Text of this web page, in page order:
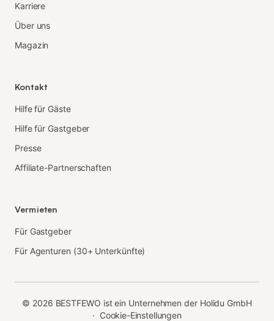
Karriere
Über uns
Magazin
Kontakt
Hilfe für Gäste
Hilfe für Gastgeber
Presse
Affiliate-Partnerschaften
Vermieten
Für Gastgeber
Für Agenturen (30+ Unterkünfte)
© 2026 BESTFEWO ist ein Unternehmen der Holidu GmbH
· Cookie-Einstellungen